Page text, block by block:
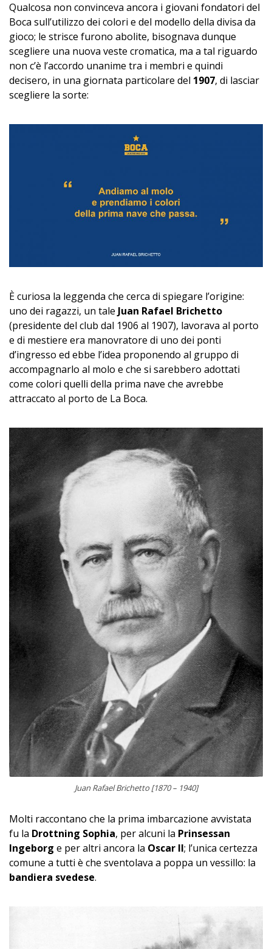
Qualcosa non convinceva ancora i giovani fondatori del
Boca sull’utilizzo dei colori e del modello della divisa da
gioco; le strisce furono abolite, bisognava dunque
scegliere una nuova veste cromatica, ma a tal riguardo
non c’è l’accordo unanime tra i membri e quindi
decisero, in una giornata particolare del 1907, di lasciar
scegliere la sorte:
È curiosa la leggenda che cerca di spiegare l’origine:
uno dei ragazzi, un tale Juan Rafael Brichetto
(presidente del club dal 1906 al 1907), lavorava al porto
e di mestiere era manovratore di uno dei ponti
d’ingresso ed ebbe l’idea proponendo al gruppo di
accompagnarlo al molo e che si sarebbero adottati
come colori quelli della prima nave che avrebbe
attraccato al porto de La Boca.
Juan Rafael Brichetto [1870 – 1940]
Molti raccontano che la prima imbarcazione avvistata
fu la Drottning Sophia, per alcuni la Prinsessan
Ingeborg e per altri ancora la Oscar II; l’unica certezza
comune a tutti è che sventolava a poppa un vessillo: la
bandiera svedese.